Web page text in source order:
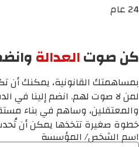
24 عام
كن صوتالعدالة
بمساهمتك القانونية، يمكنك أن
لمن لا صوت لهم. انضم إلينا في
والمعتقلين، وساهم في بناء
خطوة صغيرة تتخذها يمكن أن تُحدث
اسم الشخص/ المؤسسة